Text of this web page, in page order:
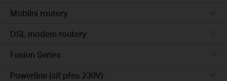
Mobilní routery
DSL modem routery
Fusion Series
Powerline (síť přes 230V)